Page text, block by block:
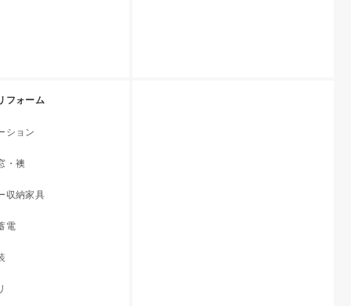
フォーム
ション
・襖
収納家具
電